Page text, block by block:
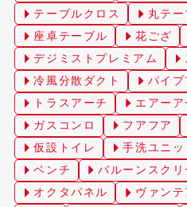
テーブルクロス
丸テー
座卓テーブル
花ござ
デジミストプレミアム
冷風分散ダクト
パイプ
トラスアーチ
エアーア
ガスコンロ
フアフア
仮設トイレ
手洗ユニッ
ベンチ
バルーンスク
オクタパネル
ヴァン